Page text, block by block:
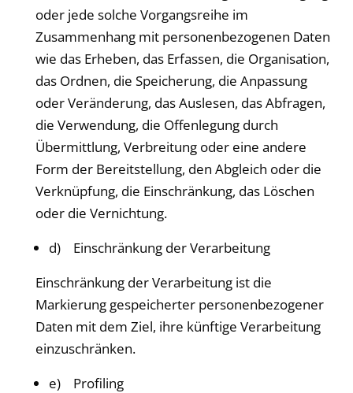
oder jede solche Vorgangsreihe im
Zusammenhang mit personenbezogenen Daten
wie das Erheben, das Erfassen, die Organisation,
das Ordnen, die Speicherung, die Anpassung
oder Veränderung, das Auslesen, das Abfragen,
die Verwendung, die Offenlegung durch
Übermittlung, Verbreitung oder eine andere
Form der Bereitstellung, den Abgleich oder die
Verknüpfung, die Einschränkung, das Löschen
oder die Vernichtung.
d) Einschränkung der Verarbeitung
Einschränkung der Verarbeitung ist die
Markierung gespeicherter personenbezogener
Daten mit dem Ziel, ihre künftige Verarbeitung
einzuschränken.
e) Profiling